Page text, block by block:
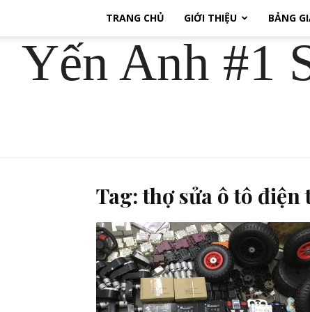
TRANG CHỦ GIỚI THIỆU BẢNG
Yến Anh #1
Tag: thợ sửa ô tô